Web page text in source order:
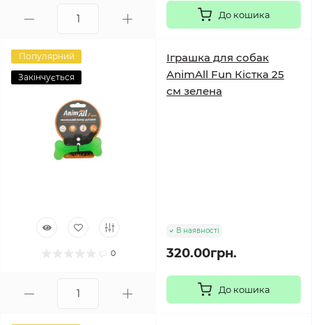
До кошика
Популярний
Закінчується
0
Іграшка для собак
AnimAll Fun Кістка 25
см зелена
В наявності
320.00грн.
До кошика